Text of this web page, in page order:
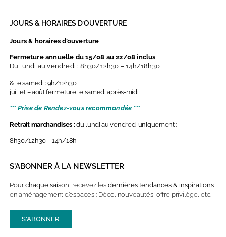
JOURS & HORAIRES D’OUVERTURE
Jours & horaires d’ouverture
Fermeture annuelle du 15/08 au 22/08 inclus
Du lundi au vendredi : 8h30/12h30 – 14h/18h30
& le samedi : 9h/12h30
juillet – août fermeture le samedi après-midi
*** Prise de Rendez-vous recommandée ***
Retrait marchandises :du lundi au vendredi uniquement :
8h30/12h30 – 14h/18h
S'ABONNER À LA NEWSLETTER
Pourchaque saison, recevez les dernières tendances & inspirations
en aménagement d’espaces : Déco, nouveautés, offre privilège, etc.
S'ABONNER